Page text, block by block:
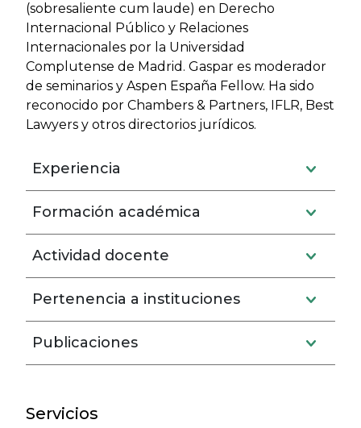
(sobresaliente cum laude) en Derecho
Internacional Público y Relaciones
Internacionales por la Universidad
Complutense de Madrid. Gaspar es moderador
de seminarios y Aspen España Fellow. Ha sido
reconocido por Chambers & Partners, IFLR, Best
Lawyers y otros directorios jurídicos.
Experiencia
Formación académica
Actividad docente
Pertenencia a instituciones
Publicaciones
Servicios